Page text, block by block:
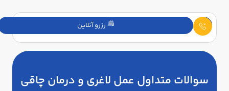
رزرو آنلاین
سوالات متداول عمل لاغری و درمان چاقی